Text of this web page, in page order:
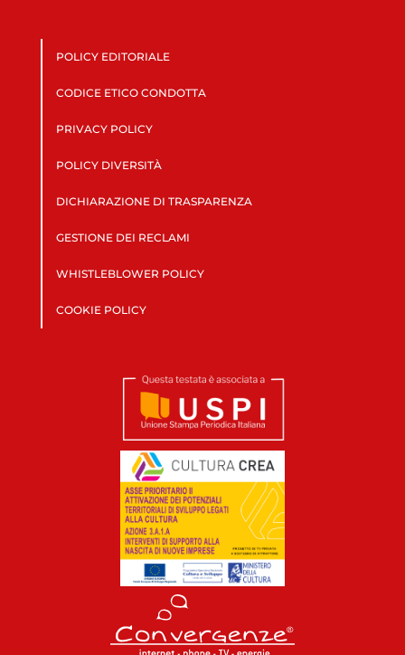
POLICY EDITORIALE
CODICE ETICO CONDOTTA
PRIVACY POLICY
POLICY DIVERSITÀ
DICHIARAZIONE DI TRASPARENZA
GESTIONE DEI RECLAMI
WHISTLEBLOWER POLICY
COOKIE POLICY